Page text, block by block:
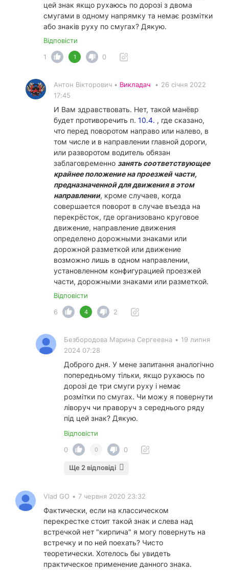
цей знак якщо рухаюсь по дорозі з двома
смугами в одному напрямку та немає розмітки
або знаків руху по смугах? Дякую.
Відповісти
1
1 0
Антон Вікторович • Викладач • 26 січня 2022
17:45
И Вам здравствовать. Нет, такой манёвр
будет противоречить п. 10.4. , где сказано,
что перед поворотом направо или налево, в
том числе и в направлении главной дороги,
или разворотом водитель обязан
заблаговременно занять соответствующее
крайнее положение на проезжей части,
предназначенной для движения в этом
направлении, кроме случаев, когда
совершается поворот в случае въезда на
перекрёсток, где организовано круговое
движение, направление движения
определено дорожными знаками или
дорожной разметкой или движение
возможно лишь в одном направлении,
установленном конфигурацией проезжей
части, дорожными знаками или разметкой.
Відповісти
6
4 2
Безбородова Марина Сергеевна • 19 липня
2024 07:28
Доброго дня. У мене запитання аналогічно
попередньому тільки, якщо рухаюсь по
дорозі де три смуги руху і немає
розмітки по смугах. Чи можу я повернути
ліворуч чи праворуч з середнього ряду
під цей знак? Дякую.
Відповісти
0
0 0
Ще 2 відповіді
Vlad GO • 7 червня 2020 23:32
Фактически, если на классическом
перекрестке стоит такой знак и слева над
встречкой нет "кирпича" я могу повернуть на
встречку и по ней поехать? Чисто
теоретически. Хотелось бы увидеть
практическое применение данного знака.